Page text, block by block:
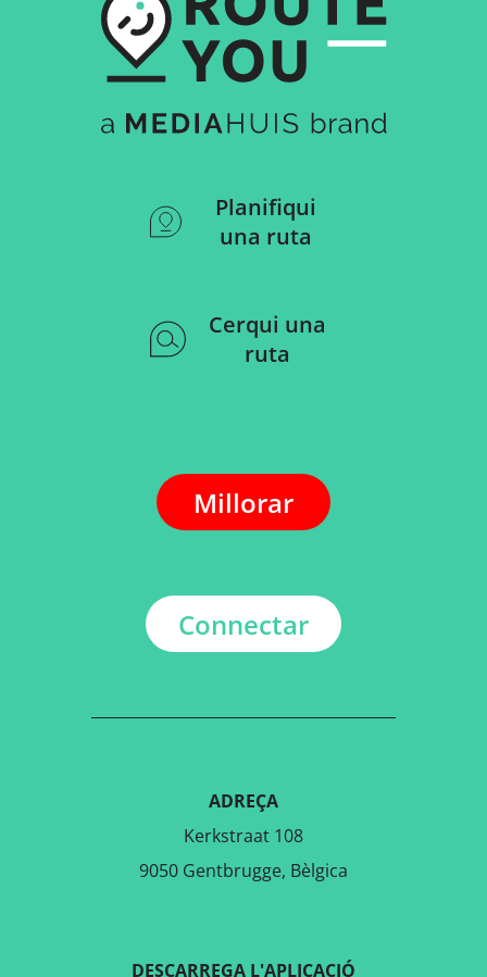
Planifiqui
una ruta
Cerqui una
ruta
Millorar
Connectar
ADREÇA
Kerkstraat 108
9050 Gentbrugge, Bèlgica
DESCARREGA L'APLICACIÓ